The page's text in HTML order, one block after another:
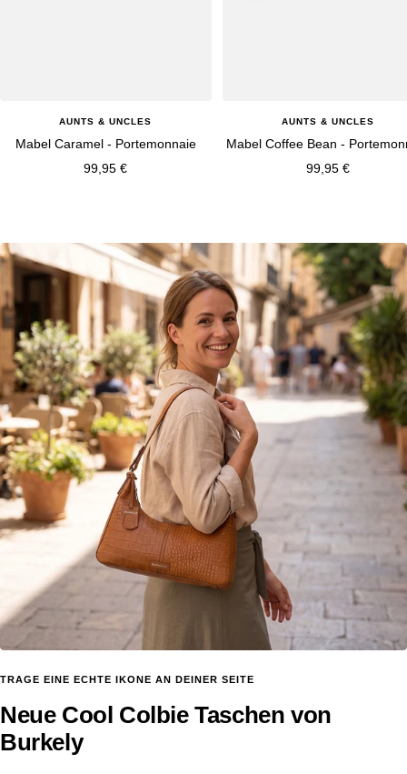
AUNTS & UNCLES
Mabel Caramel - Portemonnaie
Angebotspreis
99,95 €
AUNTS & UNCLES
Mabel Coffee Bean -
Angebotspreis
99,95 €
TRAGE EINE ECHTE IKONE AN DEINER SEITE
Neue Cool Colbie Taschen von
Burkely